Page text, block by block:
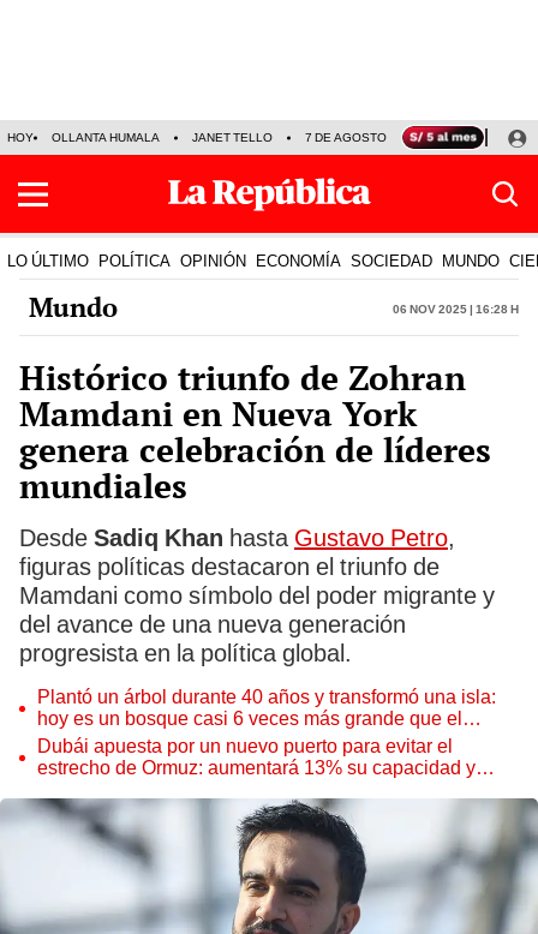
HOY OLLANTA HUMALA JANET TELLO 7 DE AGOSTO TINKA RESULTADOS
LO ÚLTIMO POLÍTICA OPINIÓN ECONOMÍA SOCIEDAD MUNDO
Mundo 06 Nov 2025 | 16:28 h
Histórico triunfo de Zohran
Mamdani en Nueva York
genera celebración de líderes
mundiales
Desde Sadiq Khan hasta Gustavo Petro,
figuras políticas destacaron el triunfo de
Mamdani como símbolo del poder migrante y
del avance de una nueva generación
progresista en la política global.
Plantó un árbol durante 40 años y transformó una isla:
hoy es un bosque casi 6 veces más grande que el
Parque de las Leyendas
Dubái apuesta por un nuevo puerto para evitar el
estrecho de Ormuz: aumentará 13% su capacidad y